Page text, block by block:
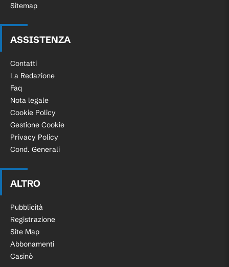
Sitemap
ASSISTENZA
Contatti
La Redazione
Faq
Nota legale
Cookie Policy
Gestione Cookie
Privacy Policy
Cond. Generali
ALTRO
Pubblicità
Registrazione
Site Map
Abbonamenti
Casinò